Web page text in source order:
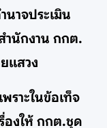
าจประเมิน
ำนักงาน กกต.
แสวง
ราะในข้อเท็จ
องให้ กกต.ชุด